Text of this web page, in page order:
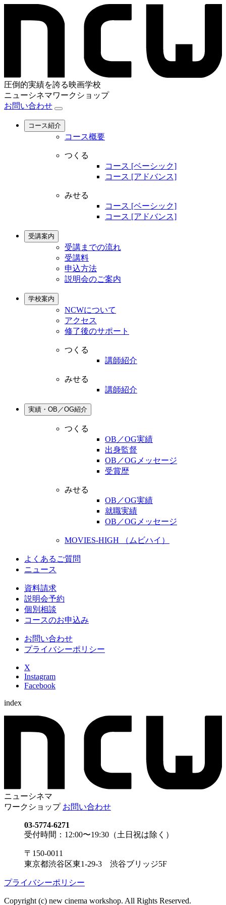
圧倒的実績を誇る映画学校
ニューシネマワークショップ
お問い合わせ
コース紹介
コース概要
つくる
コース [ベーシック]
コース [アドバンス]
みせる
コース [ベーシック]
コース [アドバンス]
受講案内
受講までの流れ
受講料
申込方法
説明会のご案内
学校案内
NCWについて
アクセス
修了後のサポート
つくる
講師紹介
みせる
講師紹介
実績・OB／OG紹介
つくる
OB／OG実績
出身監督
OB／OGメッセージ
受賞歴
みせる
OB／OG実績
就職実績
OB／OGメッセージ
MOVIES-HIGH （ムビハイ）
よくあるご質問
ニュース
資料請求
説明会予約
個別相談
コースのお申込み
お問い合わせ
プライバシーポリシー
X
Instagram
Facebook
index
ニューシネマ
ワークショップ お問い合わせ
03-5774-6271
受付時間：12:00〜19:30（土日祝は除く）
〒150-0011
東京都渋谷区東1-29-3 渋谷ブリッジ5F
プライバシーポリシー
Copyright (c) new cinema workshop. All Rights Reserved.